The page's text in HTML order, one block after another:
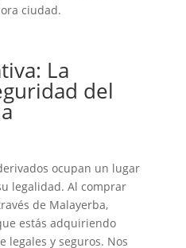
ciudad.
La
del
ocupan un lugar
legalidad. Al comprar
de Malayerba,
estás adquiriendo
legales y seguros. Nos